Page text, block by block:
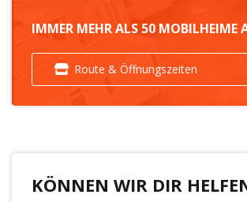
IMMER MEHR ALS 50 MOBILHEIME
Route & Öffnungszeiten
KÖNNEN WIR DIR